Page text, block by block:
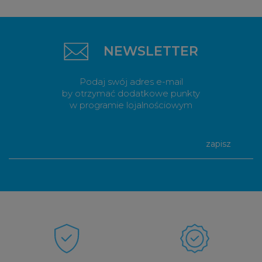
NEWSLETTER
Podaj swój adres e-mail
by otrzymać dodatkowe punkty
w programie lojalnościowym
zapisz